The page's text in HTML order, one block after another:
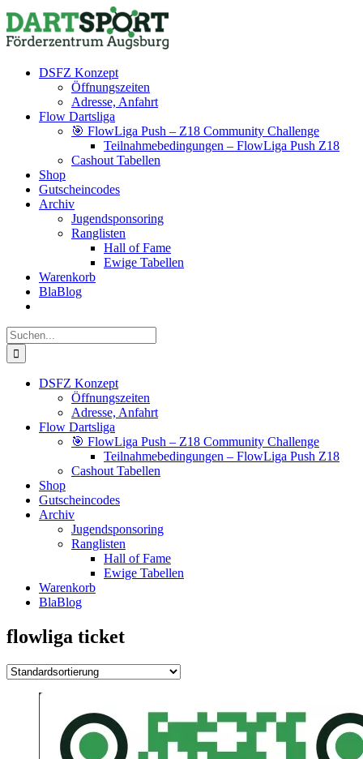
Zum
Inhalt
springen
Facebook
Instagram
YouTube
DSFZ Konzept
Öffnungszeiten
Adresse, Anfahrt
Flow Dartsliga
🎯 FlowLiga Push – Z18 Community Challenge
Teilnahmebedingungen – FlowLiga Push Z18
Cashout Tabellen
Shop
Gutscheincodes
Archiv
Jugendsponsoring
Ranglisten
Hall of Fame
Ewige Tabellen
Warenkorb
BlaBlog
Suche
nach:
DSFZ Konzept
Öffnungszeiten
Adresse, Anfahrt
Flow Dartsliga
🎯 FlowLiga Push – Z18 Community Challenge
Teilnahmebedingungen – FlowLiga Push Z18
Cashout Tabellen
Shop
Gutscheincodes
Archiv
Jugendsponsoring
Ranglisten
Hall of Fame
Ewige Tabellen
Warenkorb
BlaBlog
flowliga ticket